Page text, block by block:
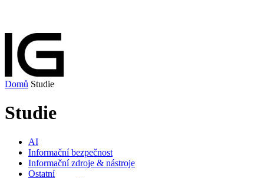
Domů Studie
Studie
AI
Informační bezpečnost
Informační zdroje & nástroje
Ostatní